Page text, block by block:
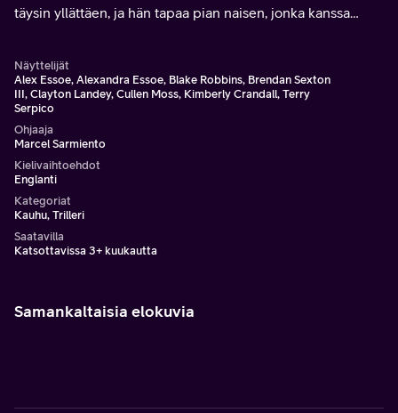
täysin yllättäen, ja hän tapaa pian naisen, jonka kanssa
Näyttelijät
Alex Essoe, Alexandra Essoe, Blake Robbins, Brendan Sexton
III, Clayton Landey, Cullen Moss, Kimberly Crandall, Terry
Serpico
Ohjaaja
Marcel Sarmiento
Kielivaihtoehdot
Englanti
Kategoriat
Kauhu, Trilleri
Saatavilla
Katsottavissa 3+ kuukautta
Samankaltaisia elokuvia